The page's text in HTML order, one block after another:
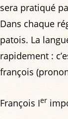
sera pratiqué
Dans chaque
patois. La
rapidement :
françois
François Ier